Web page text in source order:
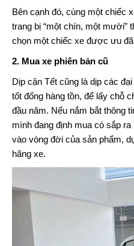
Bên cạnh đó, cùng một chiếc
trang bị “một chín, một mười”
chọn một chiếc xe được ưu
2. Mua xe phiên bản cũ
Dịp cận Tết cũng là dịp các
tốt đống hàng tồn, để lấy chỗ
đầu năm. Nếu nắm bắt thông
mình đang định mua có sắp
vào vòng đời của sản phẩm,
hãng xe.